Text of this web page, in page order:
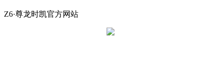
Z6·尊龙时凯官方网站